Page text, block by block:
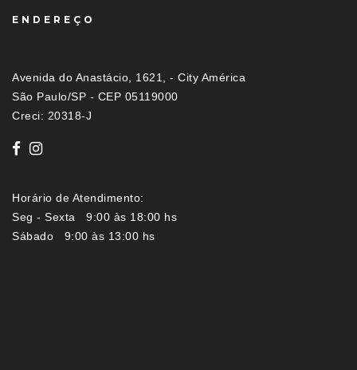
ENDEREÇO
Avenida do Anastácio, 1621, - City América
São Paulo/SP - CEP 05119000
Creci: 20318-J
Horário de Atendimento:
Seg - Sexta 9:00 às 18:00 hs
Sábado 9:00 às 13:00 hs